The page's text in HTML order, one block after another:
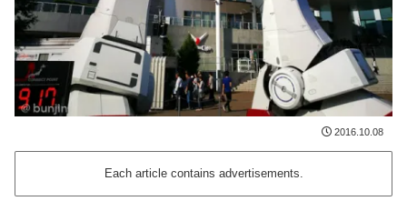
2016.10.08
Each article contains advertisements.